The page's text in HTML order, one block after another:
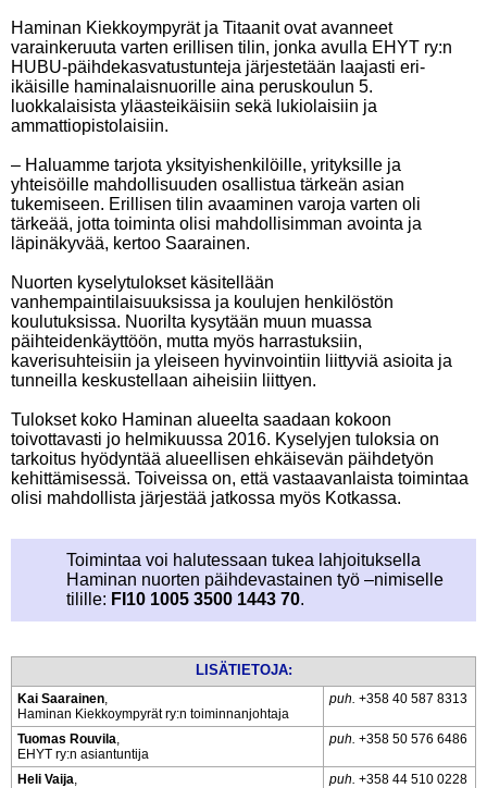
Haminan Kiekkoympyrät ja Titaanit ovat avanneet
varainkeruuta varten erillisen tilin, jonka avulla EHYT ry:n
HUBU-päihdekasvatustunteja järjestetään laajasti eri-
ikäisille haminalaisnuorille aina peruskoulun 5.
luokkalaisista yläasteikäisiin sekä lukiolaisiin ja
ammattiopistolaisiin.
– Haluamme tarjota yksityishenkilöille, yrityksille ja
yhteisöille mahdollisuuden osallistua tärkeän asian
tukemiseen. Erillisen tilin avaaminen varoja varten oli
tärkeää, jotta toiminta olisi mahdollisimman avointa ja
läpinäkyvää, kertoo Saarainen.
Nuorten kyselytulokset käsitellään
vanhempaintilaisuuksissa ja koulujen henkilöstön
koulutuksissa. Nuorilta kysytään muun muassa
päihteidenkäyttöön, mutta myös harrastuksiin,
kaverisuhteisiin ja yleiseen hyvinvointiin liittyviä asioita ja
tunneilla keskustellaan aiheisiin liittyen.
Tulokset koko Haminan alueelta saadaan kokoon
toivottavasti jo helmikuussa 2016. Kyselyjen tuloksia on
tarkoitus hyödyntää alueellisen ehkäisevän päihdetyön
kehittämisessä. Toiveissa on, että vastaavanlaista toimintaa
olisi mahdollista järjestää jatkossa myös Kotkassa.
Toimintaa voi halutessaan tukea lahjoituksella
Haminan nuorten päihdevastainen työ –nimiselle
tilille: FI10 1005 3500 1443 70.
LISÄTIETOJA:
Kai Saarainen,
Haminan Kiekkoympyrät ry:n toiminnanjohtaja
puh. +358 40 587 8313
Tuomas Rouvila,
EHYT ry:n asiantuntija
puh. +358 50 576 6486
Heli Vaija,
puh. +358 44 510 0228